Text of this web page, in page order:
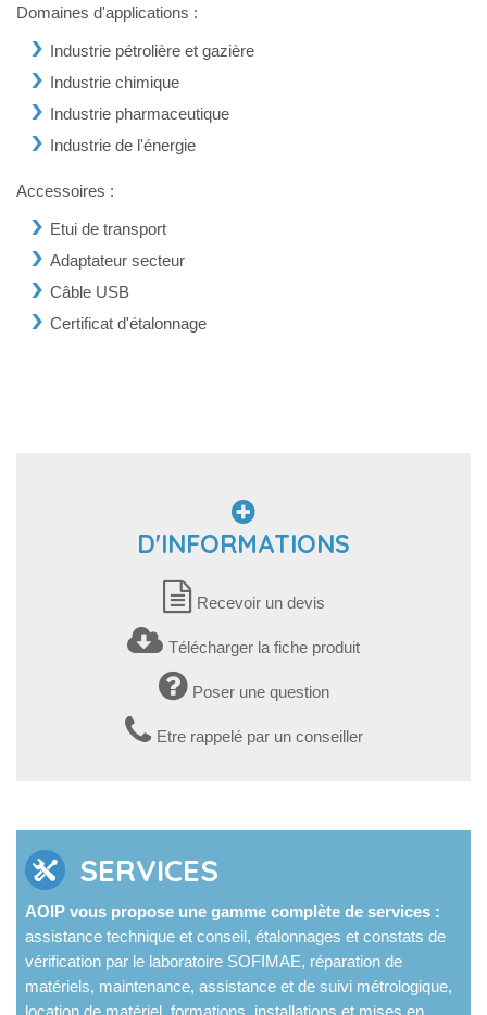
Domaines d'applications :
Industrie pétrolière et gazière
Industrie chimique
Industrie pharmaceutique
Industrie de l'énergie
Accessoires :
Etui de transport
Adaptateur secteur
Câble USB
Certificat d'étalonnage
D'INFORMATIONS
Recevoir un devis
Télécharger la fiche produit
Poser une question
Etre rappelé par un conseiller
SERVICES
AOIP vous propose une gamme complète de services :
assistance technique et conseil, étalonnages et constats de
vérification par le laboratoire SOFIMAE, réparation de
matériels, maintenance, assistance et de suivi métrologique,